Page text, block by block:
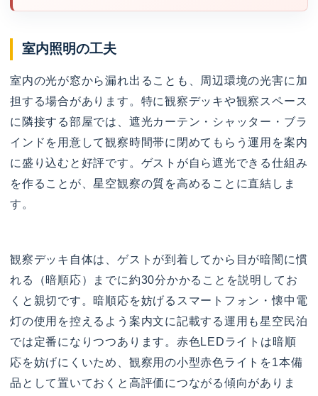
室内照明の工夫
室内の光が窓から漏れ出ることも、周辺環境の光害に加
担する場合があります。特に観察デッキや観察スペース
に隣接する部屋では、遮光カーテン・シャッター・ブラ
インドを用意して観察時間帯に閉めてもらう運用を案内
に盛り込むと好評です。ゲストが自ら遮光できる仕組み
を作ることが、星空観察の質を高めることに直結しま
す。
観察デッキ自体は、ゲストが到着してから目が暗闇に慣
れる（暗順応）までに約30分かかることを説明してお
くと親切です。暗順応を妨げるスマートフォン・懐中電
灯の使用を控えるよう案内文に記載する運用も星空民泊
では定番になりつつあります。赤色LEDライトは暗順
応を妨げにくいため、観察用の小型赤色ライトを1本備
品として置いておくと高評価につながる傾向がありま